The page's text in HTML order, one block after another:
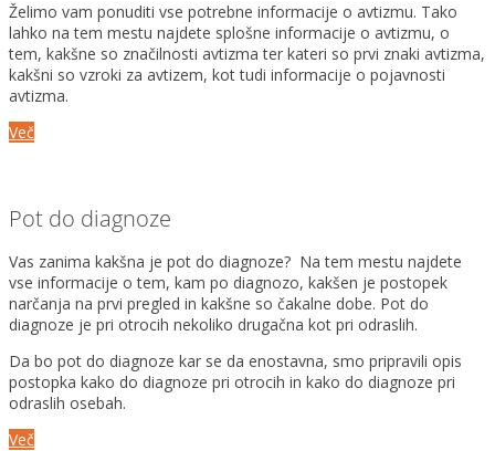
Želimo vam ponuditi vse potrebne informacije o avtizmu. Tako
lahko na tem mestu najdete splošne informacije o avtizmu, o
tem, kakšne so značilnosti avtizma ter kateri so prvi znaki avtizma,
kakšni so vzroki za avtizem, kot tudi informacije o pojavnosti
avtizma.
Več
Pot do diagnoze
Vas zanima kakšna je pot do diagnoze? Na tem mestu najdete
vse informacije o tem, kam po diagnozo, kakšen je postopek
narčanja na prvi pregled in kakšne so čakalne dobe. Pot do
diagnoze je pri otrocih nekoliko drugačna kot pri odraslih.
Da bo pot do diagnoze kar se da enostavna, smo pripravili opis
postopka kako do diagnoze pri otrocih in kako do diagnoze pri
odraslih osebah.
Več